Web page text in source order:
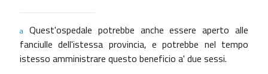
a Quest'ospedale potrebbe anche essere aperto alle
fanciulle dell'istessa provincia, e potrebbe nel tempo
istesso amministrare questo beneficio a' due sessi.